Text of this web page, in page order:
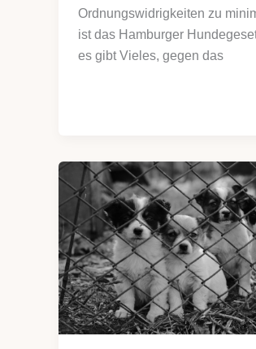
Ordnungswidrigkeiten zu
ist das Hamburger
es gibt Vieles, gegen das